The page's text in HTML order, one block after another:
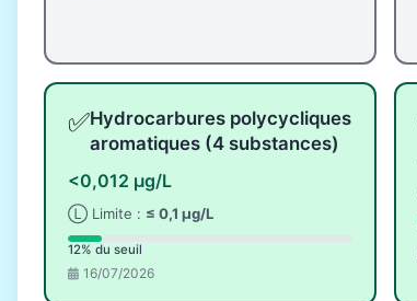
✅Hydrocarbures polycycliques
aromatiques (4 substances)
<0,012 µg/L
Ⓛ Limite : ≤ 0,1 µg/L
12% du seuil
16/07/2026